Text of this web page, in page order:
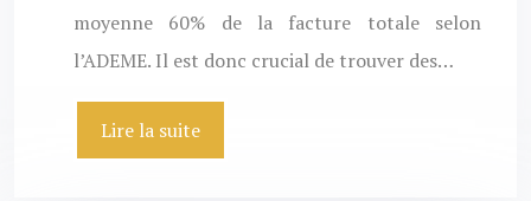
moyenne 60% de la facture totale selon
l’ADEME. Il est donc crucial de trouver des…
Lire la suite